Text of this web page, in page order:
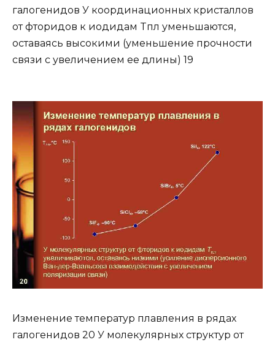
галогенидов У координационных кристаллов
от фторидов к иодидам Tпл уменьшаются,
оставаясь высокими (уменьшение прочности
связи с увеличением ее длины) 19
Изменение температур плавления в рядах
галогенидов 20 У молекулярных структур от